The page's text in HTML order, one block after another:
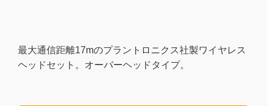
最大通信距離17mのプラントロニクス社製ワイヤレス
ヘッドセット。オーバーヘッドタイプ。